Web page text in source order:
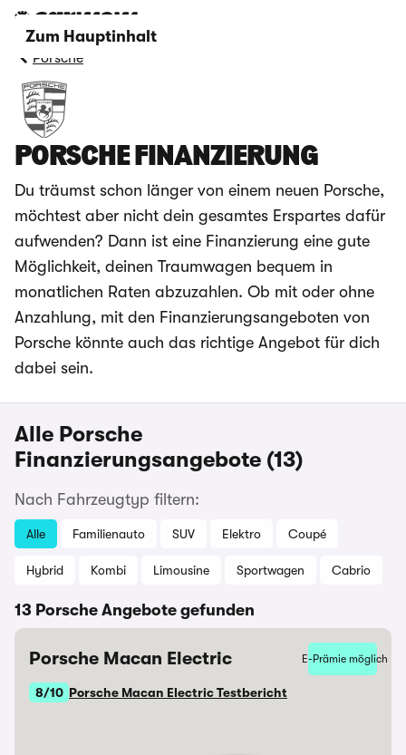
Zum Hauptinhalt
Porsche
PORSCHE FINANZIERUNG
Du träumst schon länger von einem neuen Porsche,
möchtest aber nicht dein gesamtes Erspartes dafür
aufwenden? Dann ist eine Finanzierung eine gute
Möglichkeit, deinen Traumwagen bequem in
monatlichen Raten abzuzahlen. Ob mit oder ohne
Anzahlung, mit den Finanzierungsangeboten von
Porsche könnte auch das richtige Angebot für dich
dabei sein.
Alle Porsche
Finanzierungsangebote (13)
Nach Fahrzeugtyp filtern:
Alle Familienauto SUV Elektro Coupé
Hybrid Kombi Limousine Sportwagen Cabrio
13 Porsche Angebote gefunden
Porsche Macan Electric E-Prämie möglich
8/10 Porsche Macan Electric Testbericht